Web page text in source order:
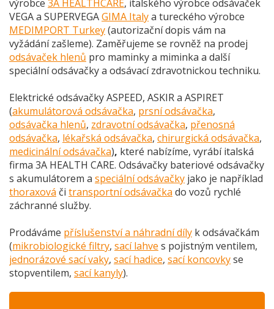
výrobce 3A HEALTHCARE, italského výrobce odsávaček
VEGA a SUPERVEGAGIMA Italya tureckého výrobce
MEDIMPORT Turkey(autorizační dopis vám na
vyžádání zašleme). Zaměřujeme se rovněž na prodej
odsávaček hlenů pro maminky a miminka a další
speciální odsávačky a odsávací zdravotnickou techniku.
Elektrické odsávačky ASPEED, ASKIR a ASPIRET
(akumulátorová odsávačka, prsní odsávačka,
odsávačka hlenů, zdravotní odsávačka, přenosná
odsávačka, lékařská odsávačka, chirurgická odsávačka,
medicinální odsávačka), které nabízíme, vyrábí italská
firma 3A HEALTH CARE. Odsávačky bateriové odsávačky
s akumulátorem a speciální odsávačky jako je například
thoraxová či transportní odsávačka do vozů rychlé
záchranné služby.
Prodáváme příslušenství a náhradní díly k odsávačkám
(mikrobiologické filtry, sací lahve s pojistným ventilem,
jednorázové sací vaky, sací hadice, sací koncovkyse
stopventilem, sací kanyly).